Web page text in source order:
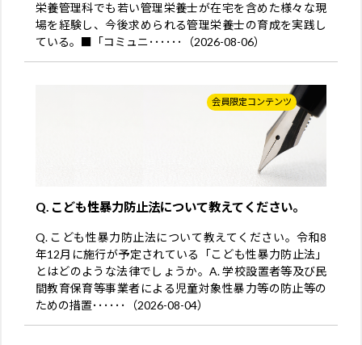
栄養管理科でも若い管理栄養士が在宅を含めた様々な現
場を経験し、今後求められる管理栄養士の育成を実践し
ている。■「コミュニ･･････（2026-08-06）
会員限定コンテンツ
Q. こども性暴力防止法について教えてください。
Q. こども性暴力防止法について教えてください。令和8
年12月に施行が予定されている「こども性暴力防止法」
とはどのような法律でしょうか。A. 学校設置者等及び民
間教育保育等事業者による児童対象性暴力等の防止等の
ための措置･･････（2026-08-04）